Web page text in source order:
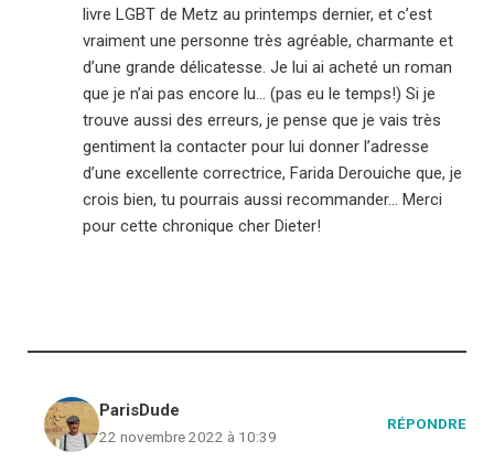
livre LGBT de Metz au printemps dernier, et c’est
vraiment une personne très agréable, charmante et
d’une grande délicatesse. Je lui ai acheté un roman
que je n’ai pas encore lu… (pas eu le temps!) Si je
trouve aussi des erreurs, je pense que je vais très
gentiment la contacter pour lui donner l’adresse
d’une excellente correctrice, Farida Derouiche que, je
crois bien, tu pourrais aussi recommander… Merci
pour cette chronique cher Dieter!
ParisDude
22 novembre 2022 à 10:39
RÉPONDRE